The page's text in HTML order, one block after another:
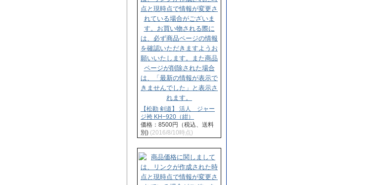
【松勘 剣道】 活人 ジャー
ジ袴 KH−920（紺）
価格：8500円（税込、送料
別) (2016/8/10時点)